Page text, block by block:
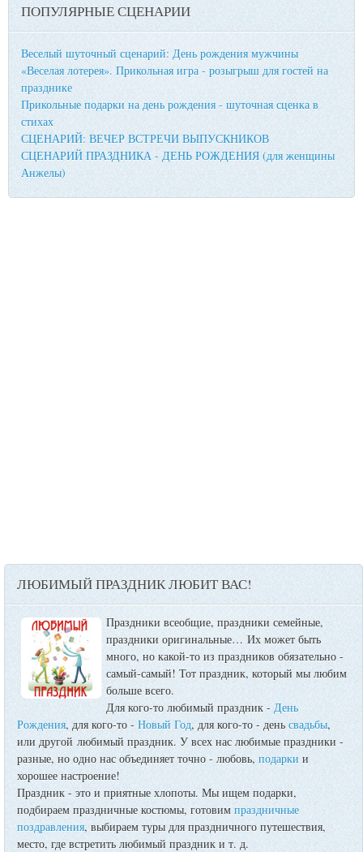
ПОПУЛЯРНЫЕ СЦЕНАРИИ
Веселый шуточный сценарий: День рождения мужчины
«Веселая лотерея». Прикольная игра - розыгрыш для гостей на
празднике
Прикольные подарки на день рождения - шуточная сценка в
стихах
СЦЕНАРИЙ: ВЕЧЕР ВСТРЕЧИ ВЫПУСКНИКОВ
СЦЕНАРИЙ ПРАЗДНИКА - ДЕНЬ РОЖДЕНИЯ (для женщины
Анжелы)
ЛЮБИМЫЙ ПРАЗДНИК ЛЮБИТ ВАС!
Праздники всеобщие, праздники семейные,
праздники оригинальные… Их может быть
много, но какой-то из праздников обязательно -
самый-самый! Тот праздник, который мы любим
больше всего.
Для кого-то любимый праздник - День
Рождения, для кого-то -Новый Год, для кого-то - деньсвадьбы,
или другой любимый праздник. У всех нас любимые праздники -
разные, но одно нас объединяет точно - любовь,подаркии
хорошее настроение!
Праздник - это и приятные хлопоты. Мы ищем подарки,
подбираем праздничные костюмы, готовимпраздничные
поздравления, выбираем туры для праздничного путешествия,
место, где встретить любимый праздник и т. д.